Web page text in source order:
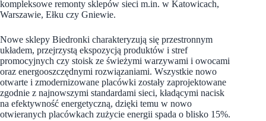
kompleksowe remonty sklepów sieci m.in. w Katowicach,
Warszawie, Ełku czy Gniewie.
Nowe sklepy Biedronki charakteryzują się przestronnym
układem, przejrzystą ekspozycją produktów i stref
promocyjnych czy stoisk ze świeżymi warzywami i owocami
oraz energooszczędnymi rozwiązaniami. Wszystkie nowo
otwarte i zmodernizowane placówki zostały zaprojektowane
zgodnie z najnowszymi standardami sieci, kładącymi nacisk
na efektywność energetyczną, dzięki temu w nowo
otwieranych placówkach zużycie energii spada o blisko 15%.